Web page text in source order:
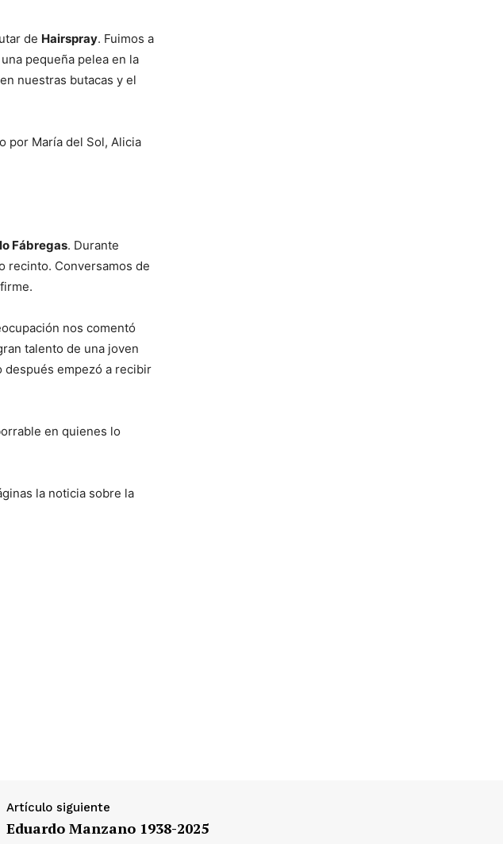
de Hairspray. Fuimos a
pequeña pelea en la
nuestras butacas y el
por María del Sol, Alicia
Fábregas. Durante
recinto. Conversamos de
nos comentó
talento de una joven
después empezó a recibir
en quienes lo
la noticia sobre la
Artículo siguiente
Eduardo Manzano 1938-2025